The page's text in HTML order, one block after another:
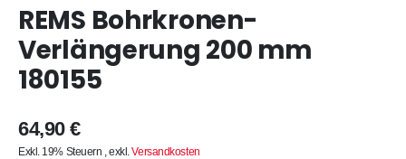
Anfang
Bildergalerie
springen
REMS Bohrkronen-
Verlängerung 200 mm
180155
64,90 €
Exkl. 19% Steuern ,exkl.Versandkosten